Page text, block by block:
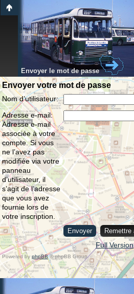
Envoyer le mot de passe
Envoyer votre mot de passe
Nom d’utilisateur:
Adresse e-mail:
Adresse e-mail
associée à votre
compte. Si vous
ne l’avez pas
modifiée via votre
panneau
d’utilisateur, il
s’agit de l’adresse
que vous avez
fournie lors de
votre inscription.
Full Version
Powered by phpBB© phpBB Group.